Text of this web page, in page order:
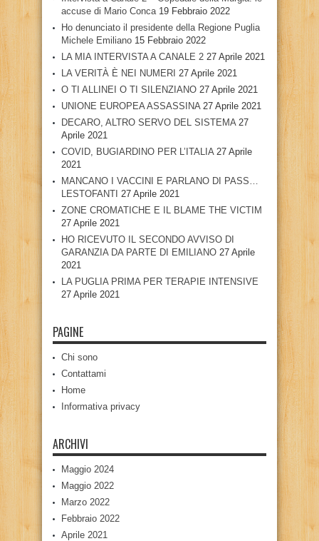
accuse di Mario Conca 19 Febbraio 2022
Ho denunciato il presidente della Regione Puglia
Michele Emiliano 15 Febbraio 2022
LA MIA INTERVISTA A CANALE 2 27 Aprile 2021
LA VERITÀ È NEI NUMERI 27 Aprile 2021
O TI ALLINEI O TI SILENZIANO 27 Aprile 2021
UNIONE EUROPEA ASSASSINA 27 Aprile 2021
DECARO, ALTRO SERVO DEL SISTEMA 27
Aprile 2021
COVID, BUGIARDINO PER L’ITALIA 27 Aprile
2021
MANCANO I VACCINI E PARLANO DI PASS…
LESTOFANTI 27 Aprile 2021
ZONE CROMATICHE E IL BLAME THE VICTIM
27 Aprile 2021
HO RICEVUTO IL SECONDO AVVISO DI
GARANZIA DA PARTE DI EMILIANO 27 Aprile
2021
LA PUGLIA PRIMA PER TERAPIE INTENSIVE
27 Aprile 2021
PAGINE
Chi sono
Contattami
Home
Informativa privacy
ARCHIVI
Maggio 2024
Maggio 2022
Marzo 2022
Febbraio 2022
Aprile 2021